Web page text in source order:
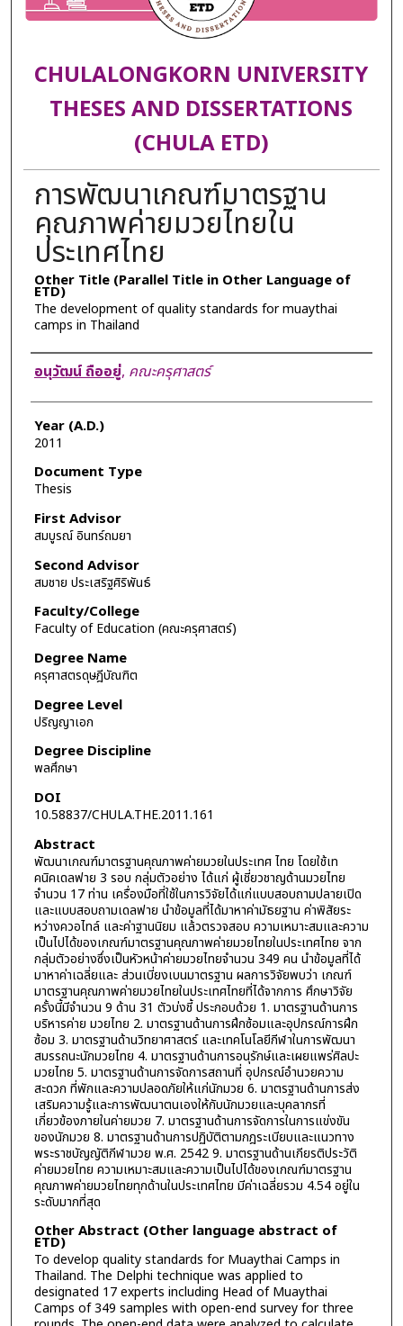
CHULALONGKORN UNIVERSITY
THESES AND DISSERTATIONS
(CHULA ETD)
การพัฒนาเกณฑ์มาตรฐาน
คุณภาพค่ายมวยไทยใน
ประเทศไทย
Other Title (Parallel Title in Other Language of
ETD)
The development of quality standards for muaythai
camps in Thailand
Author
อนุวัฒน์ ถืออยู่, คณะครุศาสตร์
Year (A.D.)
2011
Document Type
Thesis
First Advisor
สมบูรณ์ อินทร์ถมยา
Second Advisor
สมชาย ประเสริฐศิริพันธ์
Faculty/College
Faculty of Education (คณะครุศาสตร์)
Degree Name
ครุศาสตรดุษฎีบัณฑิต
Degree Level
ปริญญาเอก
Degree Discipline
พลศึกษา
DOI
10.58837/CHULA.THE.2011.161
Abstract
พัฒนาเกณฑ์มาตรฐานคุณภาพค่ายมวยในประเทศ ไทย โดยใช้เท
คนิคเดลฟาย 3 รอบ กลุ่มตัวอย่าง ได้แก่ ผู้เชี่ยวชาญด้านมวยไทย
จำนวน 17 ท่าน เครื่องมือที่ใช้ในการวิจัยได้แก่แบบสอบถามปลายเปิด
และแบบสอบถามเดลฟาย นำข้อมูลที่ได้มาหาค่ามัธยฐาน ค่าพิสัยระ
หว่างควอไทล์ และค่าฐานนิยม แล้วตรวจสอบ ความเหมาะสมและความ
เป็นไปได้ของเกณฑ์มาตรฐานคุณภาพค่ายมวยไทยในประเทศไทย จาก
กลุ่มตัวอย่างซึ่งเป็นหัวหน้าค่ายมวยไทยจำนวน 349 คน นำข้อมูลที่ได้
มาหาค่าเฉลี่ยและ ส่วนเบี่ยงเบนมาตรฐาน ผลการวิจัยพบว่า เกณฑ์
มาตรฐานคุณภาพค่ายมวยไทยในประเทศไทยที่ได้จากการ ศึกษาวิจัย
ครั้งนี้มีจำนวน 9 ด้าน 31 ตัวบ่งชี้ ประกอบด้วย 1. มาตรฐานด้านการ
บริหารค่าย มวยไทย 2. มาตรฐานด้านการฝึกซ้อมและอุปกรณ์การฝึก
ซ้อม 3. มาตรฐานด้านวิทยาศาสตร์ และเทคโนโลยีกีฬาในการพัฒนา
สมรรถนะนักมวยไทย 4. มาตรฐานด้านการอนุรักษ์และเผยแพร่ศิลปะ
มวยไทย 5. มาตรฐานด้านการจัดการสถานที่ อุปกรณ์อำนวยความ
สะดวก ที่พักและความปลอดภัยให้แก่นักมวย 6. มาตรฐานด้านการส่ง
เสริมความรู้และการพัฒนาตนเองให้กับนักมวยและบุคลากรที่
เกี่ยวข้องภายในค่ายมวย 7. มาตรฐานด้านการจัดการในการแข่งขัน
ของนักมวย 8. มาตรฐานด้านการปฏิบัติตามกฎระเบียบและแนวทาง
พระราชบัญญัติกีฬามวย พ.ศ. 2542 9. มาตรฐานด้านเกียรติประวัติ
ค่ายมวยไทย ความเหมาะสมและความเป็นไปได้ของเกณฑ์มาตรฐาน
คุณภาพค่ายมวยไทยทุกด้านในประเทศไทย มีค่าเฉลี่ยรวม 4.54 อยู่ใน
ระดับมากที่สุด
Other Abstract (Other language abstract of
ETD)
To develop quality standards for Muaythai Camps in
Thailand. The Delphi technique was applied to
designated 17 experts including Head of Muaythai
Camps of 349 samples with open-end survey for three